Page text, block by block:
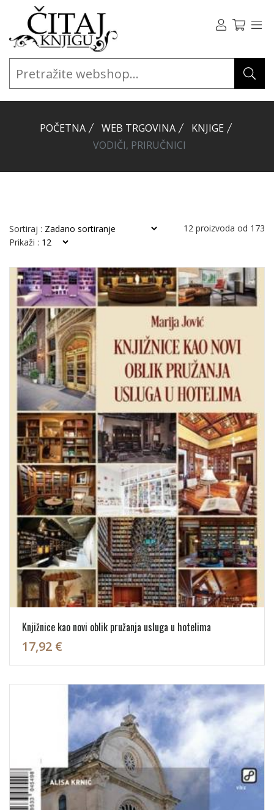
POČETNA WEB TRGOVINA
KNJIGE
VODIČI, PRIRUČNICI
Sortiraj : 12 proizvoda od 173
Prikaži :
Knjižnice kao novi oblik pružanja usluga u hotelima
17,92 €